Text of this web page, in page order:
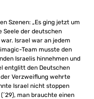
Szenen: „Es ging jetzt um
Seele der deutschen
Israel war an jedem
Team musste den
Israelis hinnehmen und
entglitt den Deutschen
Verzweiflung wehrte
Israel nicht stoppen
man brauchte einen